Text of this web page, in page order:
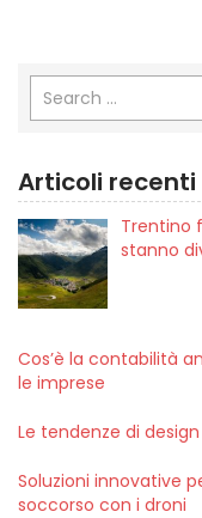
Articoli recenti
Trentino
stanno
Cos’è la contabilità
le imprese
Le tendenze di
Soluzioni innovative
soccorso con i droni